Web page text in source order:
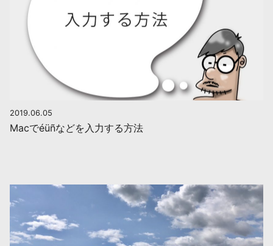
2019.06.05
Macでéüñなどを入力する方法